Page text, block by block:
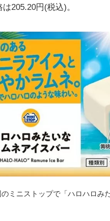
205.20円(税込)。
ミニストップで「ハロハロみ